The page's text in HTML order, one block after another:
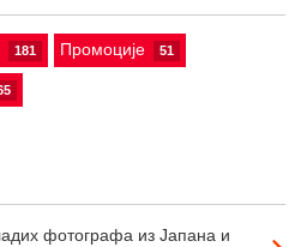
181 Промоције 51
фотографа из Јапана и